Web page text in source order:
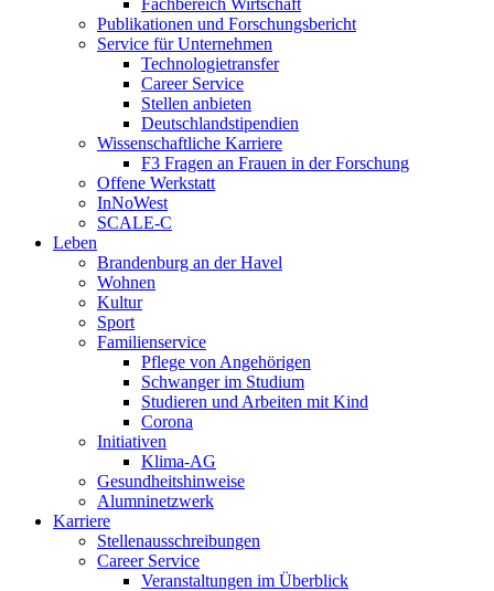
Fachbereich Wirtschaft
Publikationen und Forschungsbericht
Service für Unternehmen
Technologietransfer
Career Service
Stellen anbieten
Deutschlandstipendien
Wissenschaftliche Karriere
F3 Fragen an Frauen in der Forschung
Offene Werkstatt
InNoWest
SCALE-C
Leben
Brandenburg an der Havel
Wohnen
Kultur
Sport
Familienservice
Pflege von Angehörigen
Schwanger im Studium
Studieren und Arbeiten mit Kind
Corona
Initiativen
Klima-AG
Gesundheitshinweise
Alumninetzwerk
Karriere
Stellenausschreibungen
Career Service
Veranstaltungen im Überblick